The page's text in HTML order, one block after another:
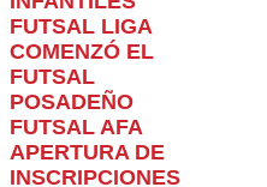
FUTSAL LIGA
COMENZÓ EL
FUTSAL
POSADEÑO
FUTSAL AFA
APERTURA DE
INSCRIPCIONES